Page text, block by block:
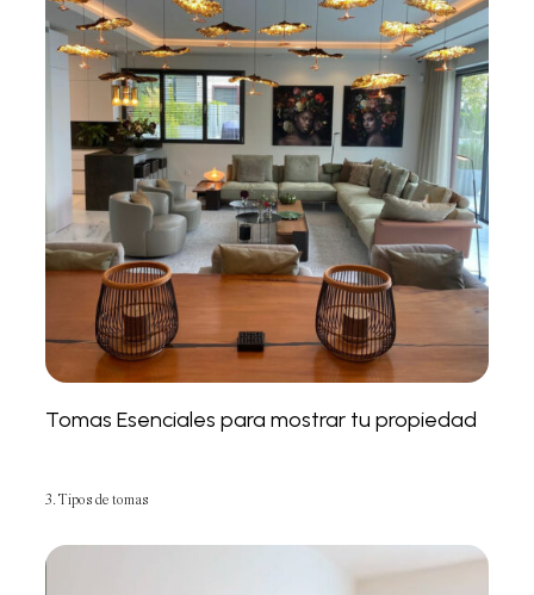
Tomas Esenciales para mostrar tu propiedad
3. Tipos de tomas